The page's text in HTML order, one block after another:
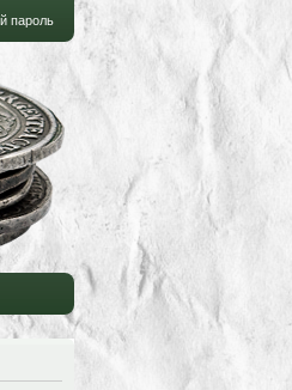
пароль